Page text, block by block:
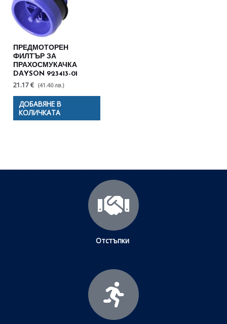
ПРЕДМОТОРЕН
ФИЛТЪР ЗА
ПРАХОСМУКАЧКА
DАYSON 923413-01
21.17 € (41.40 лв.)
ДОБАВЯНЕ В
КОЛИЧКАТА
Отстъпки